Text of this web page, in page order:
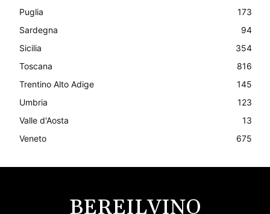
Puglia
173
Sardegna
94
Sicilia
354
Toscana
816
Trentino Alto Adige
145
Umbria
123
Valle d'Aosta
13
Veneto
675
BEREILVINO